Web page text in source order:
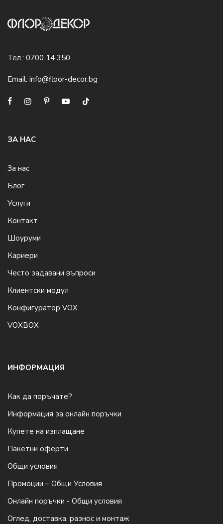
Тел.: 0700 14 350
Email: info@floor-decor.bg
ЗА НАС
За нас
Блог
Услуги
Контакт
Шоуруми
Кариери
Често задавани въпроси
Клиентски модул
Конфигуратор VOX
VOXBOX
ИНФОРМАЦИЯ
Как да поръчате?
Информация за онлайн поръчки
Купете на изплащане
Пакетни оферти
Общи условия
Промоции – Общи Условия
Онлайн поръчки - Общи условия
Оглед, доставка, разнос и монтаж